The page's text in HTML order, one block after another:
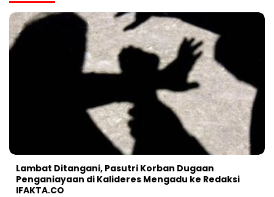
Lambat Ditangani, Pasutri Korban Dugaan
Penganiayaan di Kalideres Mengadu ke Redaksi
IFAKTA.CO